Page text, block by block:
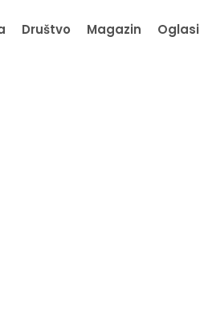
Društvo Magazin Oglasi